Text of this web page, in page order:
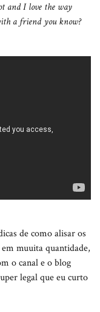
and I love the way
a friend you know?
de como alisar os
em muuita quantidade,
o canal e o blog
legal que eu curto